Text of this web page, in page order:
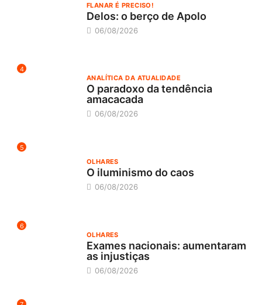
FLANAR É PRECISO!
Delos: o berço de Apolo
06/08/2026
4
ANALÍTICA DA ATUALIDADE
O paradoxo da tendência
amacacada
06/08/2026
5
OLHARES
O iluminismo do caos
06/08/2026
6
OLHARES
Exames nacionais: aumentaram
as injustiças
06/08/2026